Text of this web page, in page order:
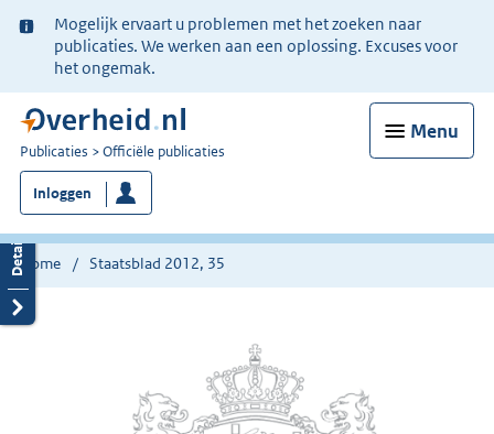
Ter
informatie:
Mogelijk ervaart u problemen met het zoeken naar
publicaties. We werken aan een oplossing. Excuses voor
het ongemak.
Menu
U
bent
nu
hier:
Publicaties Officiële publicaties
Inloggen
Home Staatsblad 2012, 35